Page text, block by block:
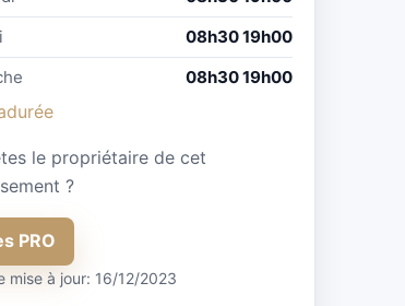
08h30 19h00
08h30 19h00
le propriétaire de cet
?
PRO
mise à jour: 16/12/2023